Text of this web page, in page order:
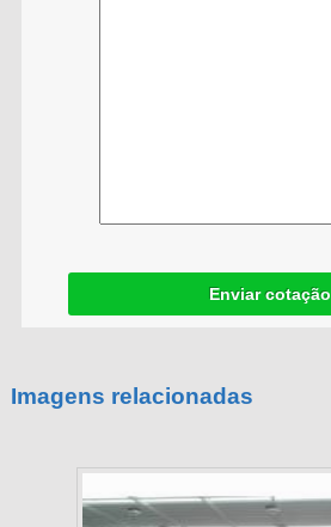
Enviar cotação
Imagens relacionadas